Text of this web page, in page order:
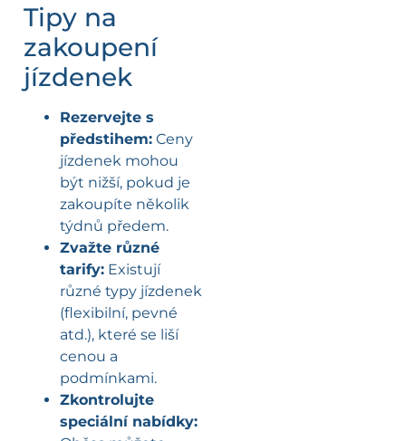
Tipy na
zakoupení
jízdenek
Rezervejte s
předstihem: Ceny
jízdenek mohou
být nižší, pokud je
zakoupíte několik
týdnů předem.
Zvažte různé
tarify: Existují
různé typy jízdenek
(flexibilní, pevné
atd.), které se liší
cenou a
podmínkami.
Zkontrolujte
speciální nabídky: